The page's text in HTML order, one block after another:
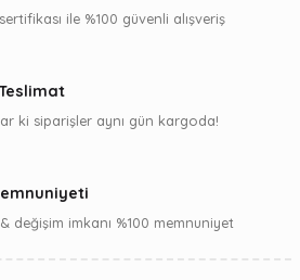
ile %100 güvenli alışveriş
ki siparişler aynı gün kargoda!
değişim imkanı %100 memnuniyet